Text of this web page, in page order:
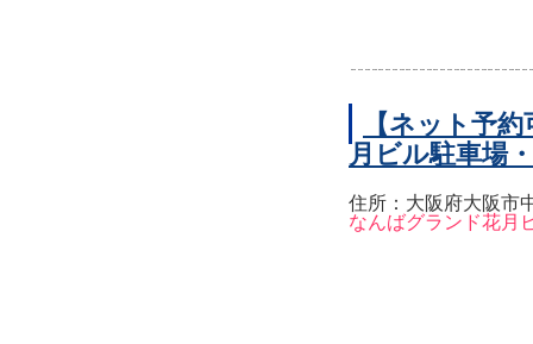
【ネット予
月ビル駐車場
住所：大阪府大阪市
なんばグランド花